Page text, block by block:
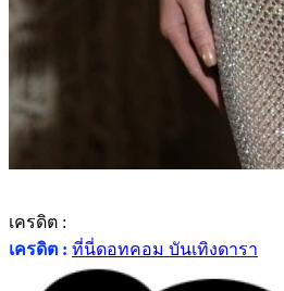
เครดิต :
เครดิต : ที่นี่ดอทคอม บันเทิงดารา